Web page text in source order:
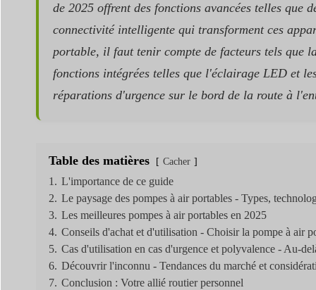
de 2025 offrent des fonctions avancées telles que
connectivité intelligente qui transforment ces
portable, il faut tenir compte de facteurs tels que
fonctions intégrées telles que l'éclairage LED et
réparations d'urgence sur le bord de la route à
Table des matières Cacher
1. L'importance de ce guide
2. Le paysage des pompes à air portables - Types,
3. Les meilleures pompes à air portables en 2025
4. Conseils d'achat et d'utilisation - Choisir la pompe à air
5. Cas d'utilisation en cas d'urgence et polyvalence - Au-
6. Découvrir l'inconnu - Tendances du marché et
7. Conclusion : Votre allié routier personnel